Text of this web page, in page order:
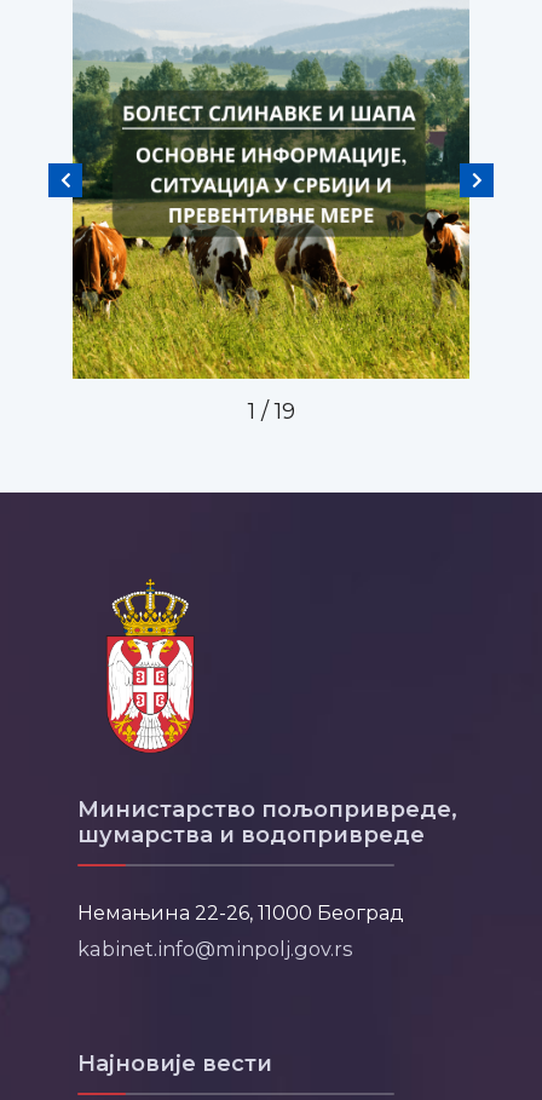
1 / 19
Министарство пољопривреде,
шумарства и водопривреде
Немањина 22-26, 11000 Београд
kabinet.info@minpolj.gov.rs
Најновије вести